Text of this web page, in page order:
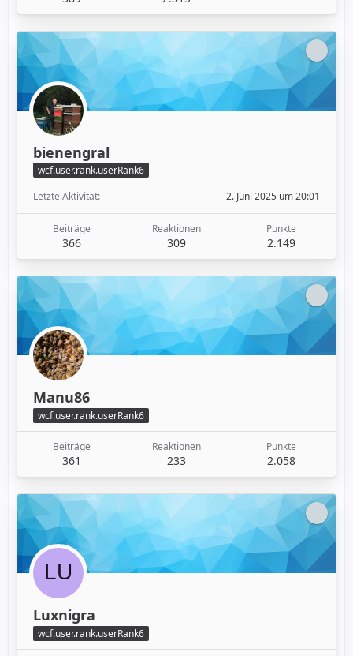
bienengral
wcf.user.rank.userRank6
Letzte Aktivität
2. Juni 2025 um 20:01
Beiträge
366
Reaktionen
309
Punkte
2.149
Manu86
wcf.user.rank.userRank6
Beiträge
361
Reaktionen
233
Punkte
2.058
Luxnigra
wcf.user.rank.userRank6